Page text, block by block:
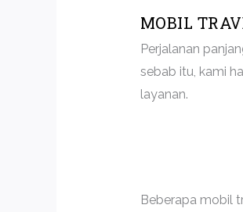
MOBIL
Perjalanan
sebab itu, kami
layanan.
Beberapa mobil